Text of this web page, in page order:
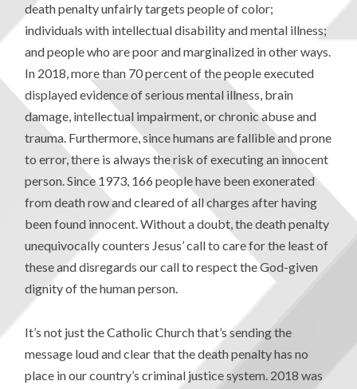
death penalty unfairly targets people of color;
individuals with intellectual disability and mental illness;
and people who are poor and marginalized in other ways.
In 2018, more than 70 percent of the people executed
displayed evidence of serious mental illness, brain
damage, intellectual impairment, or chronic abuse and
trauma. Furthermore, since humans are fallible and prone
to error, there is always the risk of executing an innocent
person. Since 1973, 166 people have been exonerated
from death row and cleared of all charges after having
been found innocent. Without a doubt, the death penalty
unequivocally counters Jesus’ call to care for the least of
these and disregards our call to respect the God-given
dignity of the human person.
It’s not just the Catholic Church that’s sending the
message loud and clear that the death penalty has no
place in our country’s criminal justice system. 2018 was